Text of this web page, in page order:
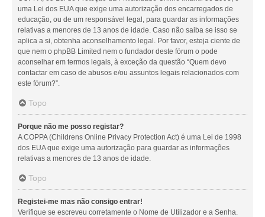
uma Lei dos EUA que exige uma autorização dos encarregados de
educação, ou de um responsável legal, para guardar as informações
relativas a menores de 13 anos de idade. Caso não saiba se isso se
aplica a si, obtenha aconselhamento legal. Por favor, esteja ciente de
que nem o phpBB Limited nem o fundador deste fórum o pode
aconselhar em termos legais, à exceção da questão “Quem devo
contactar em caso de abusos e/ou assuntos legais relacionados com
este fórum?”.
Topo
Porque não me posso registar?
A COPPA (Childrens Online Privacy Protection Act) é uma Lei de 1998
dos EUA que exige uma autorização para guardar as informações
relativas a menores de 13 anos de idade.
Topo
Registei-me mas não consigo entrar!
Verifique se escreveu corretamente o Nome de Utilizador e a Senha.